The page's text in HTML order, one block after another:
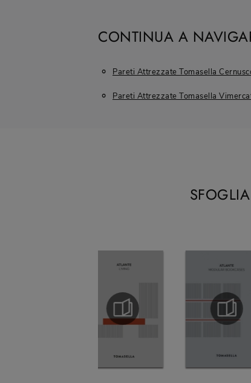
CONTINUA A
Pareti Attrezzate Tomasella
Pareti Attrezzate Tomasella